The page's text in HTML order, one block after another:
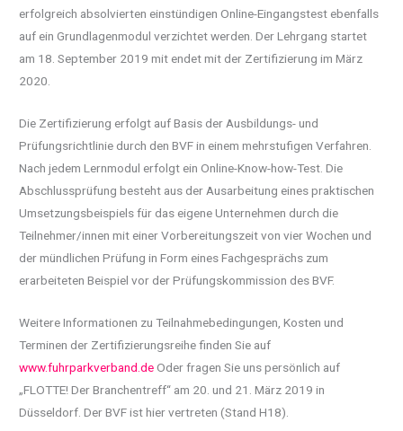
erfolgreich absolvierten einstündigen Online-Eingangstest ebenfalls
auf ein Grundlagenmodul verzichtet werden. Der Lehrgang startet
am 18. September 2019 mit endet mit der Zertifizierung im März
2020.
Die Zertifizierung erfolgt auf Basis der Ausbildungs- und
Prüfungsrichtlinie durch den BVF in einem mehrstufigen Verfahren.
Nach jedem Lernmodul erfolgt ein Online-Know-how-Test. Die
Abschlussprüfung besteht aus der Ausarbeitung eines praktischen
Umsetzungsbeispiels für das eigene Unternehmen durch die
Teilnehmer/innen mit einer Vorbereitungszeit von vier Wochen und
der mündlichen Prüfung in Form eines Fachgesprächs zum
erarbeiteten Beispiel vor der Prüfungskommission des BVF.
Weitere Informationen zu Teilnahmebedingungen, Kosten und
Terminen der Zertifizierungsreihe finden Sie auf
www.fuhrparkverband.deOder fragen Sie uns persönlich auf
„FLOTTE! Der Branchentreff“ am 20. und 21. März 2019 in
Düsseldorf. Der BVF ist hier vertreten (Stand H18).